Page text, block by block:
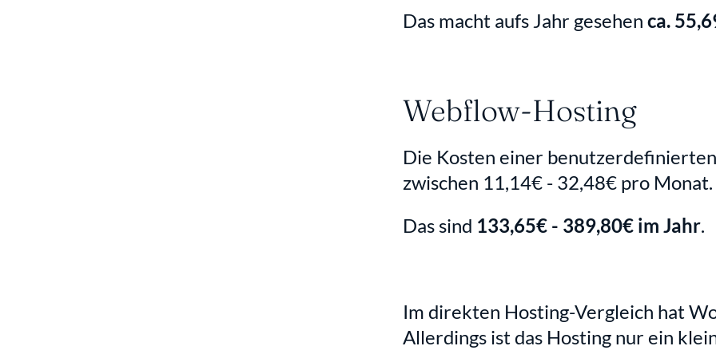
Das macht aufs Jahr gesehen ca.
Webflow-Hosting
Die Kosten einer
zwischen 11,14€ - 32,48€ pro Monat.
Das sind 133,65€ - 389,80€ im Jahr.
Im direkten Hosting-Vergleich hat
Allerdings ist das Hosting nur ein